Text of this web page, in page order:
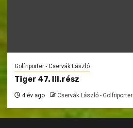
Golfriporter - Cservák László
Tiger 47. III.rész
4 év ago Cservák László - Golfriporter